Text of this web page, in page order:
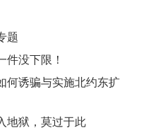
题
件没下限！
何诱骗与实施北约东扩
地狱，莫过于此